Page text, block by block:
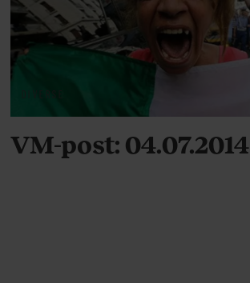
VM-post: 04.07.2014